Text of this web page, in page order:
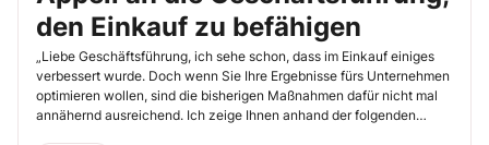
den Einkauf zu befähigen
„Liebe Geschäftsführung, ich sehe schon, dass im Einkauf einiges
verbessert wurde. Doch wenn Sie Ihre Ergebnisse fürs Unternehmen
optimieren wollen, sind die bisherigen Maßnahmen dafür nicht mal
annähernd ausreichend. Ich zeige Ihnen anhand der folgenden